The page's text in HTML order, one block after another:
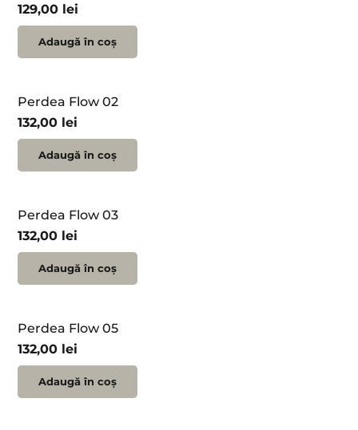
129,00 lei
Adaugă în coș
Perdea Flow 02
132,00 lei
Adaugă în coș
Perdea Flow 03
132,00 lei
Adaugă în coș
Perdea Flow 05
132,00 lei
Adaugă în coș